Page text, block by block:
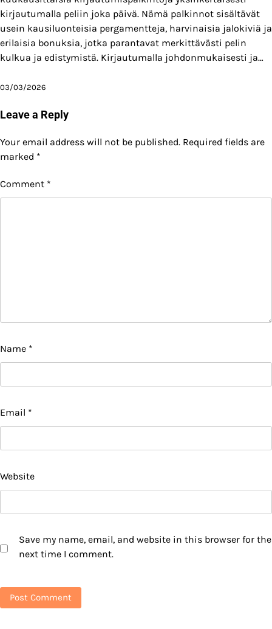
kirjautumalla peliin joka päivä. Nämä palkinnot sisältävät
usein kausiluonteisia pergamentteja, harvinaisia jalokiviä ja
erilaisia bonuksia, jotka parantavat merkittävästi pelin
kulkua ja edistymistä. Kirjautumalla johdonmukaisesti ja…
03/03/2026
Leave a Reply
Your email address will not be published. Required fields are
marked *
Comment *
Name *
Email *
Website
Save my name, email, and website in this browser for the
next time I comment.